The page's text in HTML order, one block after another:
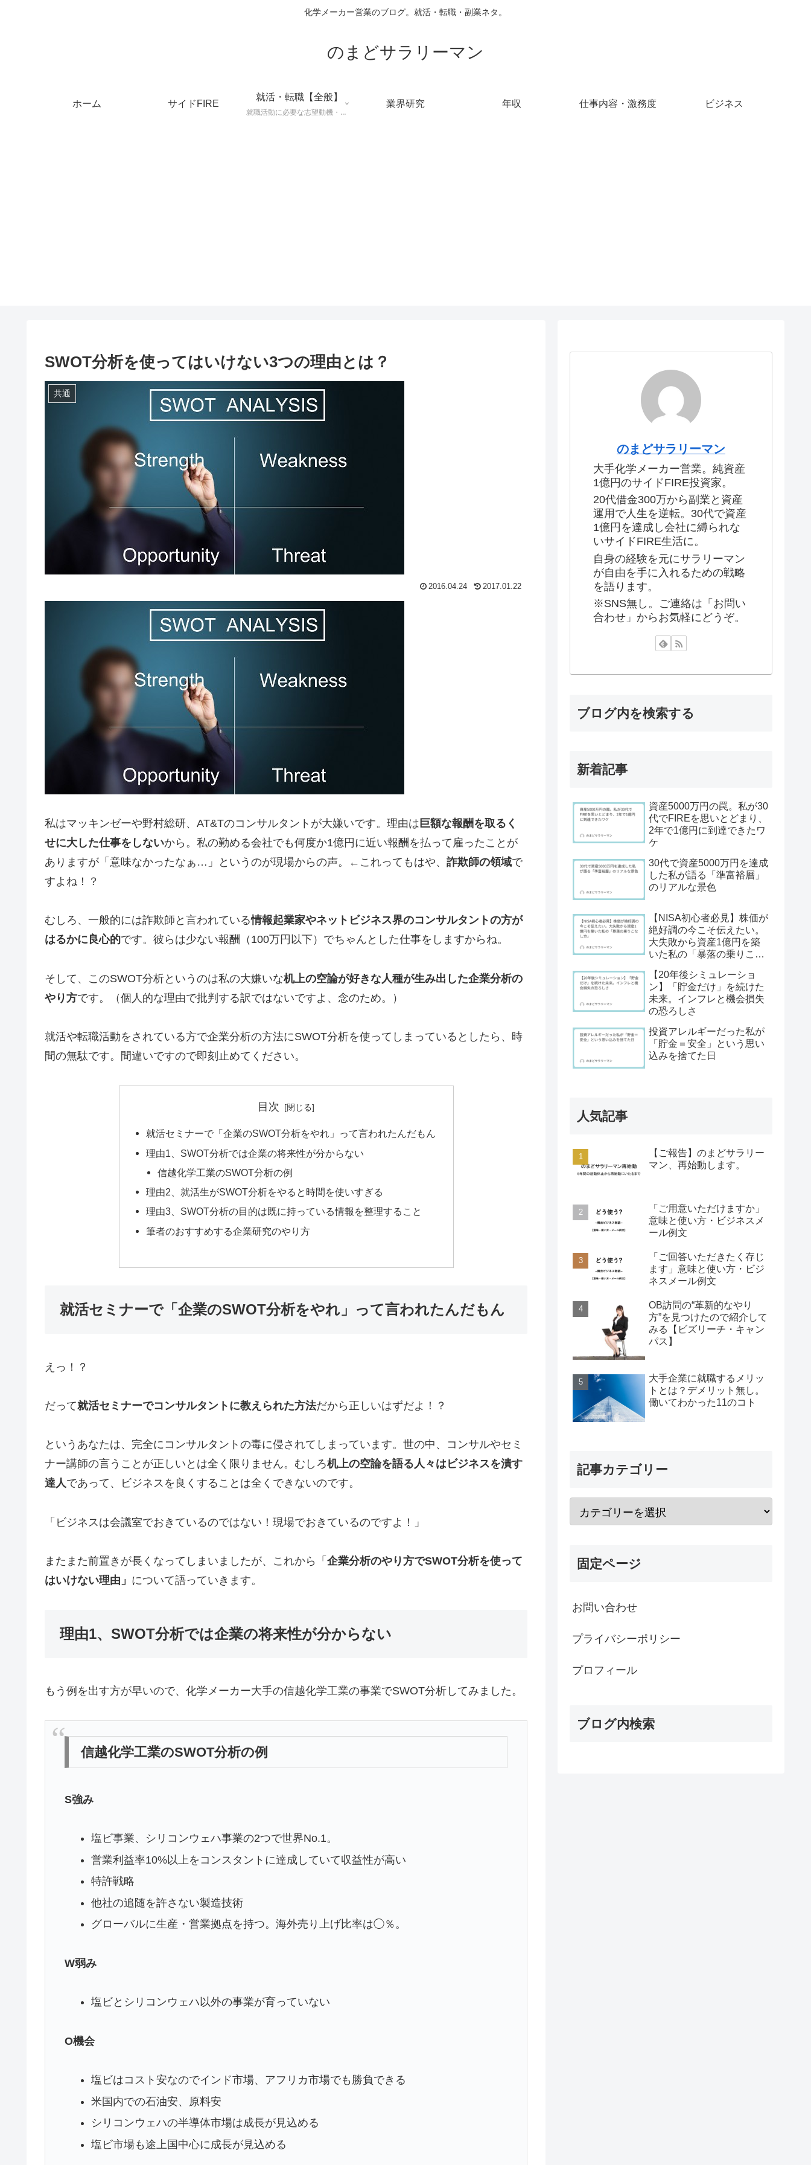
化学メーカー営業のブログ。就活・転職・副業ネタ。
のまどサラリーマン
ホーム サイドFIRE
就活・転職【全般】
就職活動に必要な志望動機・メールマナー・業界研究などに役立つ知識を公開するページ。
業界研究 年収 仕事内容・激務度 ビジネス
SWOT分析を使ってはいけない3つの理由とは？
共通
2016.04.24 2017.01.22
私はマッキンゼーや野村総研、AT&Tのコンサルタントが大嫌いです。理由は 巨額な報酬を取るく
せに大した仕事をしないから。私の勤める会社でも何度か1億円に近い報酬を払って雇ったことが
ありますが「意味なかったなぁ…」というのが現場からの声。←これってもはや、 詐欺師の領域で
すよね！？
むしろ、一般的には詐欺師と言われている情報起業家やネットビジネス界のコンサルタントの方が
はるかに良心的です。彼らは少ない報酬（100万円以下）でちゃんとした仕事をしますからね。
そして、このSWOT分析というのは私の大嫌いな机上の空論が好きな人種が生み出した企業分析の
やり方です。（個人的な理由で批判する訳ではないですよ、念のため。）
就活や転職活動をされている方で企業分析の方法にSWOT分析を使ってしまっているとしたら、時
間の無駄です。間違いですので即刻止めてください。
目次
就活セミナーで「企業のSWOT分析をやれ」って言われたんだもん
理由1、SWOT分析では企業の将来性が分からない
信越化学工業のSWOT分析の例
理由2、就活生がSWOT分析をやると時間を使いすぎる
理由3、SWOT分析の目的は既に持っている情報を整理すること
筆者のおすすめする企業研究のやり方
就活セミナーで「企業のSWOT分析をやれ」って言われたんだもん
えっ！？
だって就活セミナーでコンサルタントに教えられた方法だから正しいはずだよ！？
というあなたは、完全にコンサルタントの毒に侵されてしまっています。世の中、コンサルやセミ
ナー講師の言うことが正しいとは全く限りません。むしろ机上の空論を語る人々はビジネスを潰す
達人であって、ビジネスを良くすることは全くできないのです。
「ビジネスは会議室でおきているのではない！現場でおきているのですよ！」
またまた前置きが長くなってしまいましたが、これから「 企業分析のやり方でSWOT分析を使って
はいけない理由」 について語っていきます。
理由1、SWOT分析では企業の将来性が分からない
もう例を出す方が早いので、化学メーカー大手の信越化学工業の事業でSWOT分析してみました。
信越化学工業のSWOT分析の例
S強み
塩ビ事業、シリコンウェハ事業の2つで世界No.1。
営業利益率10%以上をコンスタントに達成していて収益性が高い
特許戦略
他社の追随を許さない製造技術
グローバルに生産・営業拠点を持つ。海外売り上げ比率は◯％。
W弱み
塩ビとシリコンウェハ以外の事業が育っていない
O機会
塩ビはコスト安なのでインド市場、アフリカ市場でも勝負できる
米国内での石油安、原料安
シリコンウェハの半導体市場は成長が見込める
塩ビ市場も途上国中心に成長が見込める
のまどサラリーマン
大手化学メーカー営業。純資産
1億円のサイドFIRE投資家。
20代借金300万から副業と資産
運用で人生を逆転。30代で資産
1億円を達成し会社に縛られな
いサイドFIRE生活に。
自身の経験を元にサラリーマン
が自由を手に入れるための戦略
を語ります。
※SNS無し。ご連絡は「お問い
合わせ」からお気軽にどうぞ。
ブログ内を検索する
新着記事
資産5000万円の罠。私が30
代でFIREを思いとどまり、
2年で1億円に到達できたワ
ケ
30代で資産5000万円を達成
した私が語る「準富裕層」
のリアルな景色
【NISA初心者必見】株価が
絶好調の今こそ伝えたい。
大失敗から資産1億円を築
いた私の「暴落の乗りこな
【20年後シミュレーショ
ン】「貯金だけ」を続けた
未来。インフレと機会損失
の恐ろしさ
投資アレルギーだった私が
「貯金＝安全」という思い
込みを捨てた日
人気記事
【ご報告】のまどサラリー
マン、再始動します。
「ご用意いただけますか」
意味と使い方・ビジネスメ
ール例文
「ご回答いただきたく存じ
ます」意味と使い方・ビジ
ネスメール例文
OB訪問の“革新的なやり
方”を見つけたので紹介して
みる【ビズリーチ・キャン
パス】
大手企業に就職するメリッ
トとは？デメリット無し。
働いてわかった11のコト
記事カテゴリー
固定ページ
お問い合わせ
プライバシーポリシー
プロフィール
ブログ内検索